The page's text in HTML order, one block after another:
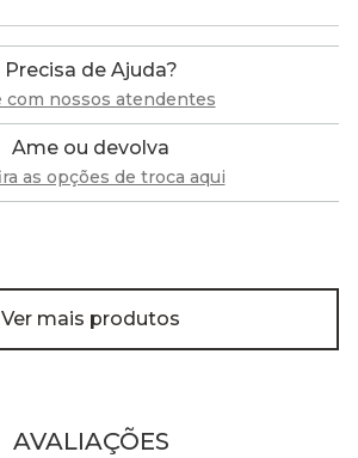
Precisa de Ajuda?
com nossos atendentes
Ame ou devolva
as opções de troca aqui
Ver mais produtos
AVALIAÇÕES